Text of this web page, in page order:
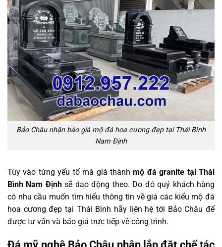
Bảo Châu nhận báo giá mộ đá hoa cương đẹp tại Thái Bình
Nam Định
Tùy vào từng yếu tố mà giá thànhmộ đá granite tại Thái
Bình Nam Địnhsẽ dao động theo. Do đó quý khách hàng
có nhu cầu muốn tìm hiểu thông tin về giá các kiểu mộ đá
hoa cương đẹp tại Thái Bình hãy liên hệ tới Bảo Châu để
được tư vấn và báo giá trực tiếp về công trình.